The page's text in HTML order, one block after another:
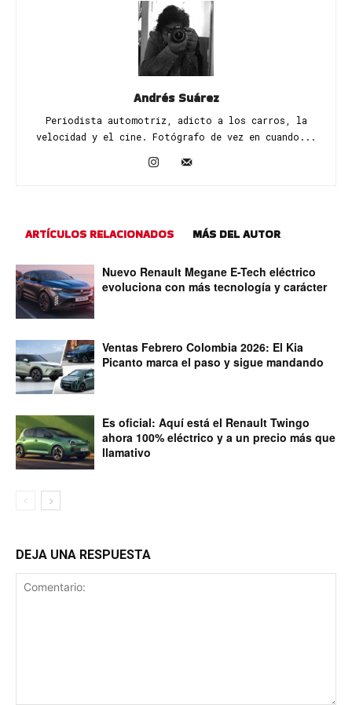
Andrés Suárez
Periodista automotriz, adicto a los carros, la
velocidad y el cine. Fotógrafo de vez en cuando...
ARTÍCULOS RELACIONADOS MÁS DEL AUTOR
Nuevo Renault Megane E-Tech eléctrico
evoluciona con más tecnología y carácter
Ventas Febrero Colombia 2026: El Kia
Picanto marca el paso y sigue mandando
Es oficial: Aquí está el Renault Twingo
ahora 100% eléctrico y a un precio más que
llamativo
DEJA UNA RESPUESTA